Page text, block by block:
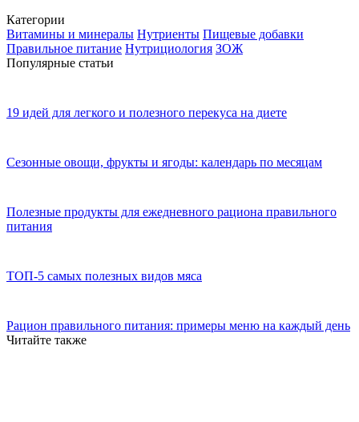
Категории
Витамины и минералы Нутриенты Пищевые добавки
Правильное питание Нутрициология ЗОЖ
Популярные статьи
19 идей для легкого и полезного перекуса на диете
Сезонные овощи, фрукты и ягоды: календарь по месяцам
Полезные продукты для ежедневного рациона правильного
питания
ТОП-5 самых полезных видов мяса
Рацион правильного питания: примеры меню на каждый день
Читайте также